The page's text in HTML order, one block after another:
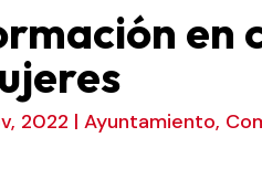
en
2022 |Ayuntamiento,